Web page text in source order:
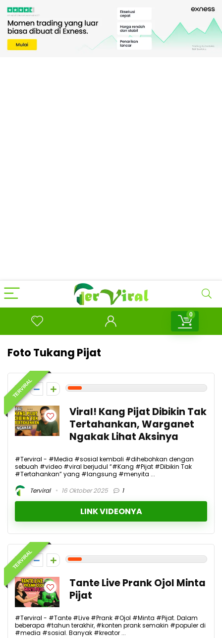
0
Foto Tukang Pijat
TERVIRAL
1
Viral! Kang Pijat Dibikin Tak
Tertahankan, Warganet
Ngakak Lihat Aksinya
#Terviral - #Media #sosial kembali #dihebohkan dengan
sebuah #video #viral berjudul “#Kang #Pijat #Dibikin Tak
#Tertahankan” yang #langsung #menyita ...
Terviral
16 Oktober 2025 1
LINK VIDEONYA
TERVIRAL
1
Tante Live Prank Ojol Minta
Pijat
#Terviral - #Tante #Live #Prank #Ojol #Minta #Pijat. Dalam
beberapa #tahun terakhir, #konten prank semakin #populer di
#media #sosial. Banyak #kreator ...